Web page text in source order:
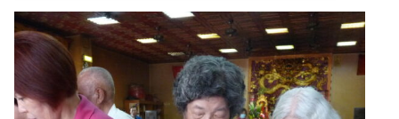
面
具，
為
何
戴
上，
是
自
閉
症？
我
們